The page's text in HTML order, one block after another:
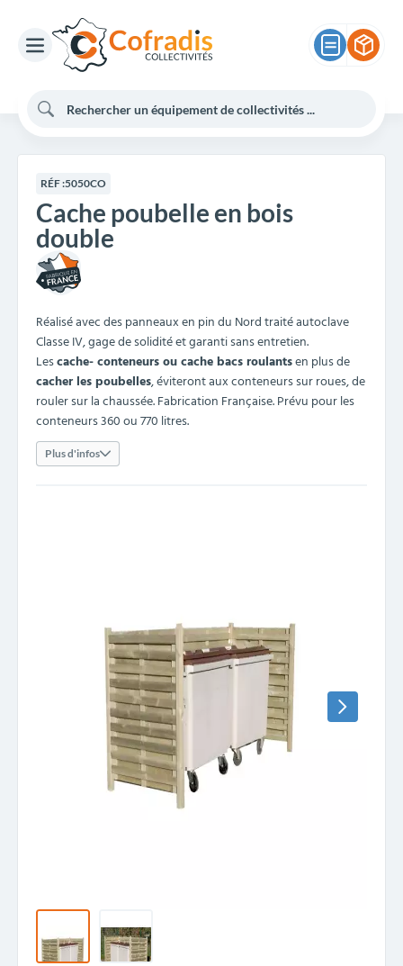
RÉF :5050CO
Cache poubelle en bois
double
Réalisé avec des panneaux en pin du Nord traité autoclave
Classe IV, gage de solidité et garanti sans entretien.
Lescache- conteneurs ou cache bacs roulantsen plus de
cacher les poubelles, éviteront aux conteneurs sur roues, de
rouler sur la chaussée. Fabrication Française. Prévu pour les
conteneurs 360 ou 770 litres.
Plus d'infos